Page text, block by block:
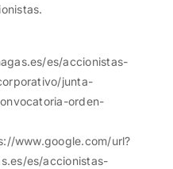
es/accionistas-
junta-
orden-
www.google.com/url?
es/accionistas-